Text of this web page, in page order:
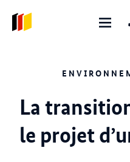
La
le projet